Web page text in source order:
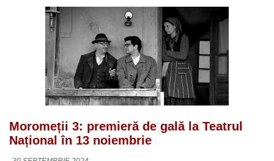
Moromeții 3: premieră de gală la Teatrul
Național în 13 noiembrie